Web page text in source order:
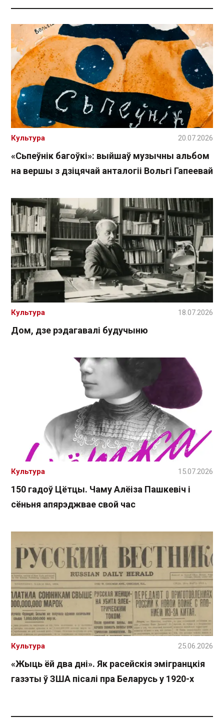
«Сьпеўнік багоўкі»: выйшаў музычны альбом
на вершы з дзіцячай анталогіі Вольгі Гапеевай
Культура 20.07.2026
Дом, дзе рэдагавалі будучыню
Культура 18.07.2026
150 гадоў Цётцы. Чаму Алёіза Пашкевіч і
сёньня апярэджвае свой час
Культура 15.07.2026
«Жыць ёй два дні». Як расейскія эмігранцкія
газэты ў ЗША пісалі пра Беларусь у 1920-х
Культура 25.06.2026